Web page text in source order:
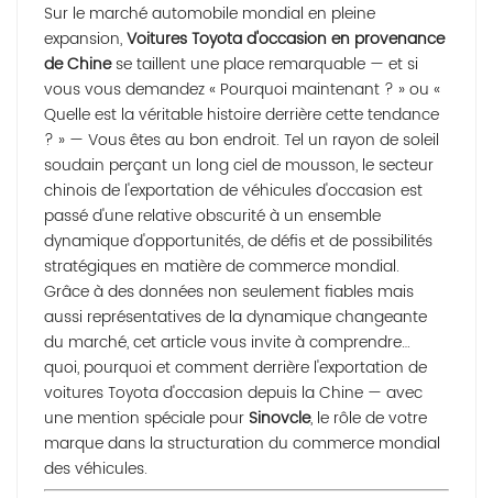
Sur le marché automobile mondial en pleine
expansion,Voitures Toyota d'occasion en provenance
de Chinese taillent une place remarquable — et si
vous vous demandez« Pourquoi maintenant ? »ou «
Quelle est la véritable histoire derrière cette tendance
? » — Vous êtes au bon endroit. Tel un rayon de soleil
soudain perçant un long ciel de mousson, le secteur
chinois de l'exportation de véhicules d'occasion est
passé d'une relative obscurité à un ensemble
dynamique d'opportunités, de défis et de possibilités
stratégiques en matière de commerce mondial.
Grâce à des données non seulement fiables mais
aussi représentatives de la dynamique changeante
du marché, cet article vous invite à comprendre…
quoi, pourquoi et commentderrière l'exportation de
voitures Toyota d'occasion depuis la Chine — avec
une mention spéciale pourSinovcle, le rôle de votre
marque dans la structuration du commerce mondial
des véhicules.